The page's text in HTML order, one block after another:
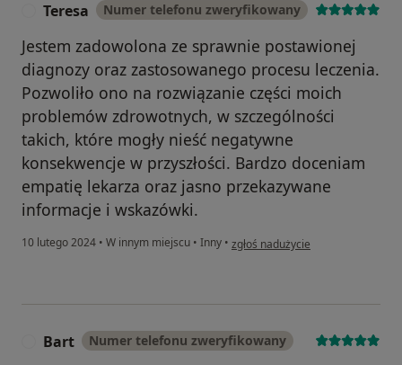
Teresa Numer telefonu zweryfikowany
Jestem zadowolona ze sprawnie postawionej
diagnozy oraz zastosowanego procesu leczenia.
Pozwoliło ono na rozwiązanie części moich
problemów zdrowotnych, w szczególności
takich, które mogły nieść negatywne
konsekwencje w przyszłości. Bardzo doceniam
empatię lekarza oraz jasno przekazywane
informacje i wskazówki.
10 lutego 2024 • W innym miejscu • Inny • w opinii użytkownika Teresa
zgłoś nadużycie
Bart Numer telefonu zweryfikowany